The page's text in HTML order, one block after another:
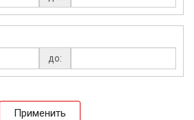
до:
Применить